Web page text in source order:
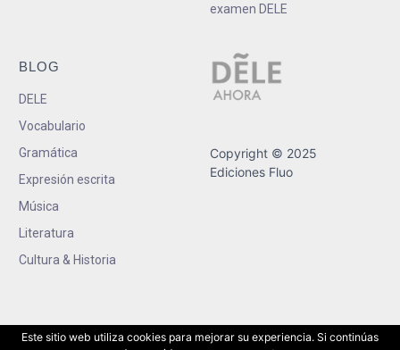
examen DELE
BLOG
DELE
Vocabulario
Gramática
Expresión escrita
Música
Literatura
Cultura & Historia
Copyright © 2025
Ediciones Fluo
Este sitio web utiliza cookies para mejorar su experiencia. Si continúas